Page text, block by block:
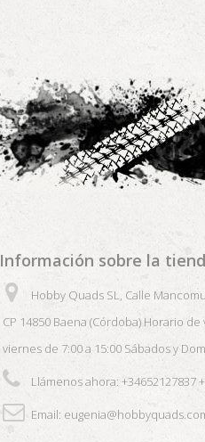
Información sobre la
Hobby Quads SL, Calle
CP 14850 Baena (Córdoba) Horario
viernes de 7:00 a 15:00 Sábados y
Llámenos ahora: +34652127837
Email: